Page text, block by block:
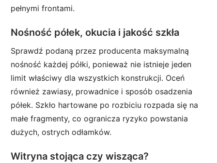
pełnymi frontami.
Nośność półek, okucia i jakość szkła
Sprawdź podaną przez producenta maksymalną
nośność każdej półki, ponieważ nie istnieje jeden
limit właściwy dla wszystkich konstrukcji. Oceń
również zawiasy, prowadnice i sposób osadzenia
półek. Szkło hartowane po rozbiciu rozpada się na
małe fragmenty, co ogranicza ryzyko powstania
dużych, ostrych odłamków.
Witryna stojąca czy wisząca?